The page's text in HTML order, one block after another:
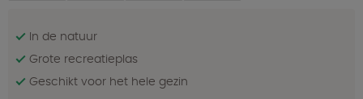
In de natuur
Grote recreatieplas
Geschikt voor het hele gezin